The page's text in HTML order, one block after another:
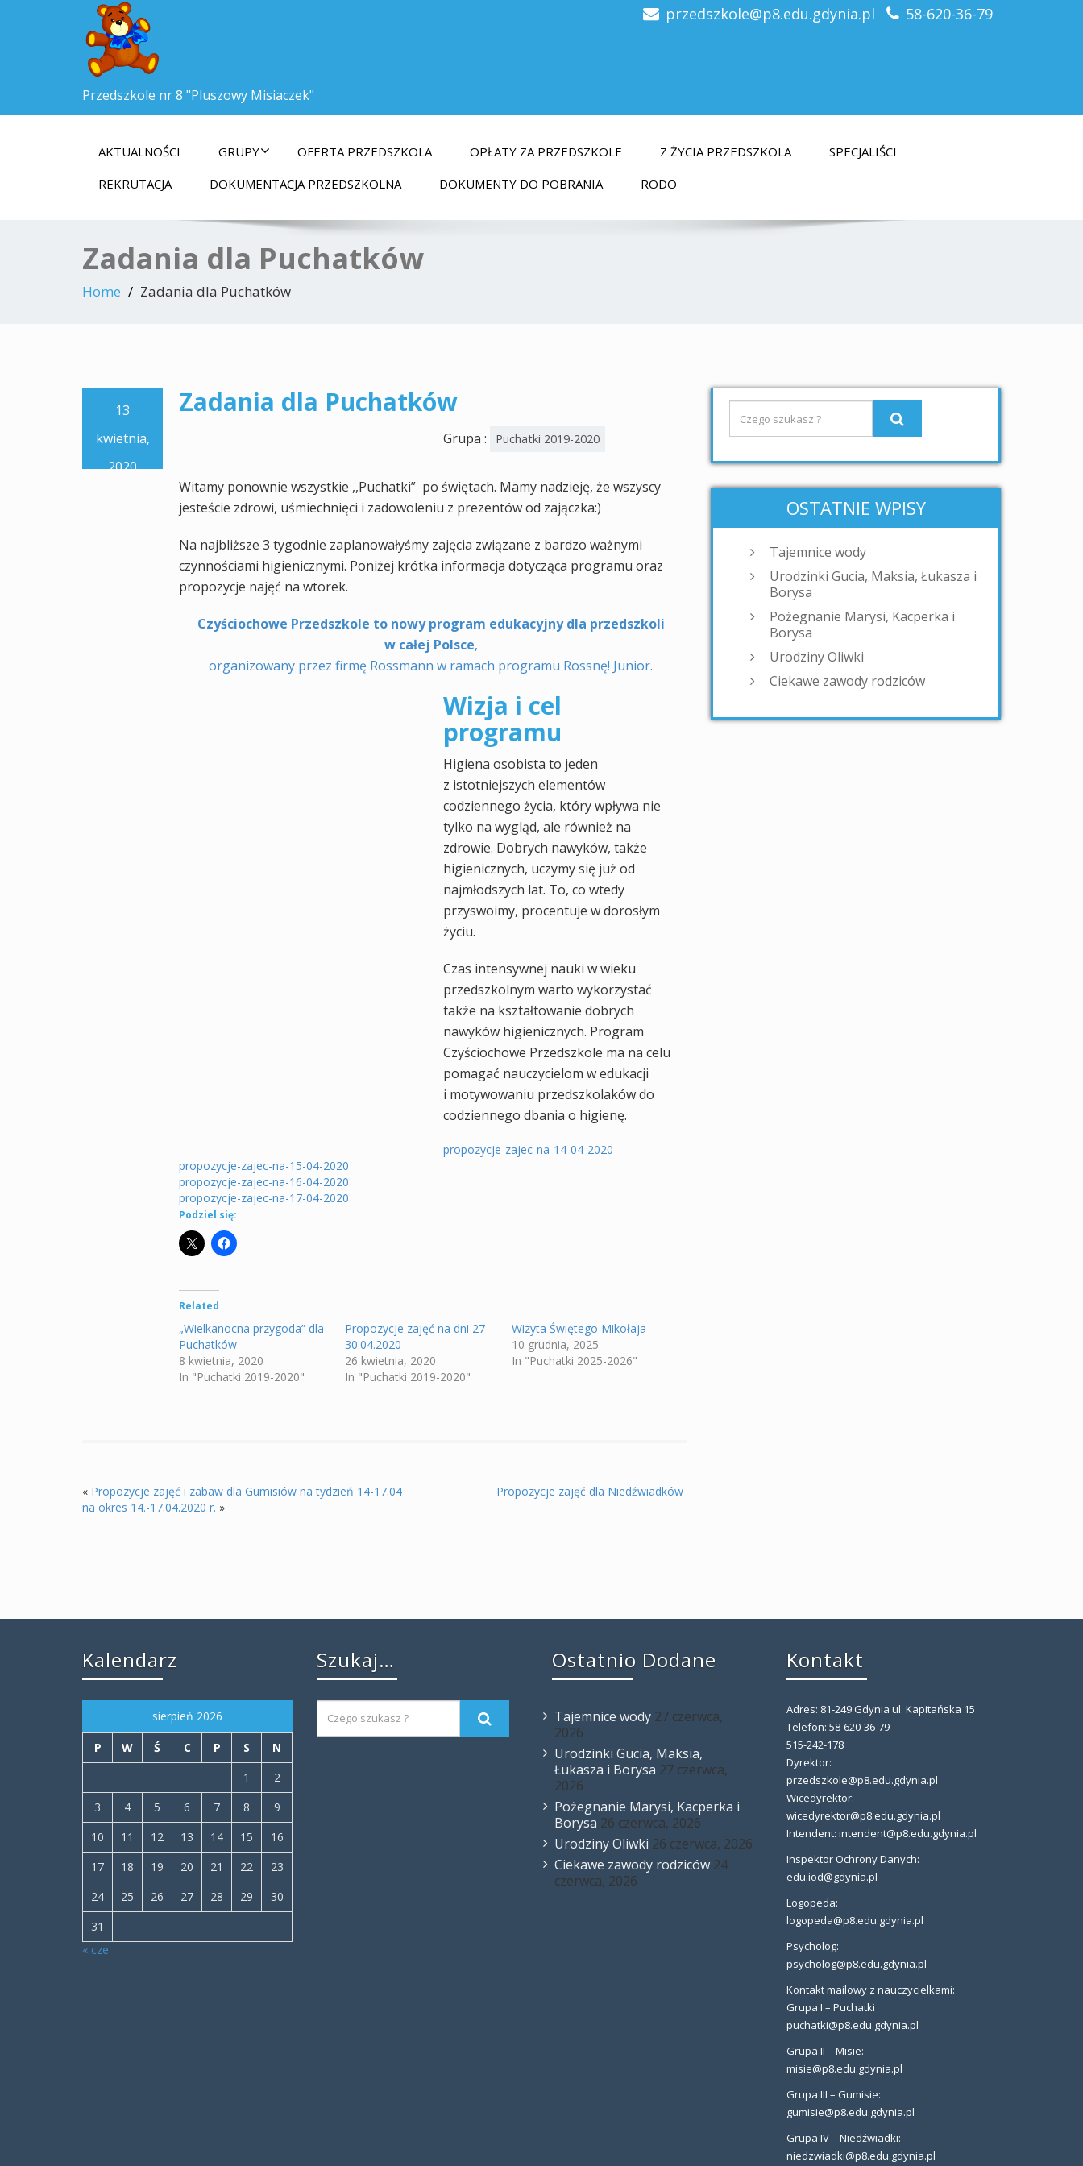
Przedszkole nr 8 "Pluszowy Misiaczek"
przedszkole@p8.edu.gdynia.pl 58-620-36-79
AKTUALNOŚCI GRUPY OFERTA PRZEDSZKOLA OPŁATY ZA PRZEDSZKOLE Z ŻYCIA PRZEDSZKOLA
SPECJALIŚCI
REKRUTACJA
DOKUMENTACJA PRZEDSZKOLNA DOKUMENTY DO POBRANIA RODO
Zadania dla Puchatków
Home Zadania dla Puchatków
13
kwietnia,
2020
Zadania dla Puchatków
Grupa : Puchatki 2019-2020
Witamy ponownie wszystkie ,,Puchatki” po świętach. Mamy nadzieję, że wszyscy
jesteście zdrowi, uśmiechnięci i zadowoleniu z prezentów od zajączka:)
Na najbliższe 3 tygodnie zaplanowałyśmy zajęcia związane z bardzo ważnymi
czynnościami higienicznymi. Poniżej krótka informacja dotycząca programu oraz
propozycje najęć na wtorek.
Czyściochowe Przedszkole to nowy program edukacyjny dla przedszkoli
w całej Polsce,
organizowany przez firmę Rossmann w ramach programu Rossnę! Junior.
Wizja i cel
programu
Higiena osobista to jeden
z istotniejszych elementów
codziennego życia, który wpływa nie
tylko na wygląd, ale również na
zdrowie. Dobrych nawyków, także
higienicznych, uczymy się już od
najmłodszych lat. To, co wtedy
przyswoimy, procentuje w dorosłym
życiu.
Czas intensywnej nauki w wieku
przedszkolnym warto wykorzystać
także na kształtowanie dobrych
nawyków higienicznych. Program
Czyściochowe Przedszkole ma na celu
pomagać nauczycielom w edukacji
i motywowaniu przedszkolaków do
codziennego dbania o higienę.
propozycje-zajec-na-14-04-2020
propozycje-zajec-na-15-04-2020
propozycje-zajec-na-16-04-2020
propozycje-zajec-na-17-04-2020
Podziel się:
Related
„Wielkanocna przygoda” dla
Puchatków
8 kwietnia, 2020
In "Puchatki 2019-2020"
Propozycje zajęć na dni 27-
30.04.2020
26 kwietnia, 2020
In "Puchatki 2019-2020"
Wizyta Świętego Mikołaja
10 grudnia, 2025
In "Puchatki 2025-2026"
« Propozycje zajęć i zabaw dla Gumisiów na tydzień 14-17.04
Propozycje zajęć dla Niedźwiadków
na okres 14.-17.04.2020 r. »
OSTATNIE WPISY
Tajemnice wody
Urodzinki Gucia, Maksia, Łukasza i
Borysa
Pożegnanie Marysi, Kacperka i
Borysa
Urodziny Oliwki
Ciekawe zawody rodziców
Kalendarz
sierpień 2026
P W Ś C P S
N
1
2
3
4 5 6 7 8
9
10
11 12 13 14 15
16
17
18 19 20 21 22
23
24
25 26 27 28 29
30
31
« cze
Szukaj… Ostatnio Dodane
Tajemnice wody 27 czerwca,
2026
Urodzinki Gucia, Maksia,
Łukasza i Borysa 27 czerwca,
2026
Pożegnanie Marysi, Kacperka i
Borysa 26 czerwca, 2026
Urodziny Oliwki 26 czerwca, 2026
Ciekawe zawody rodziców 24
czerwca, 2026
Kontakt
Adres: 81-249 Gdynia ul. Kapitańska 15
Telefon: 58-620-36-79
515-242-178
Dyrektor:
przedszkole@p8.edu.gdynia.pl
Wicedyrektor:
wicedyrektor@p8.edu.gdynia.pl
Intendent: intendent@p8.edu.gdynia.pl
Inspektor Ochrony Danych:
edu.iod@gdynia.pl
Logopeda:
logopeda@p8.edu.gdynia.pl
Psycholog:
psycholog@p8.edu.gdynia.pl
Kontakt mailowy z nauczycielkami:
Grupa I – Puchatki
puchatki@p8.edu.gdynia.pl
Grupa II – Misie:
misie@p8.edu.gdynia.pl
Grupa III – Gumisie:
gumisie@p8.edu.gdynia.pl
Grupa IV – Niedźwiadki:
niedzwiadki@p8.edu.gdynia.pl